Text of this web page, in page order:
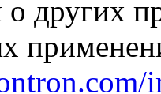
других